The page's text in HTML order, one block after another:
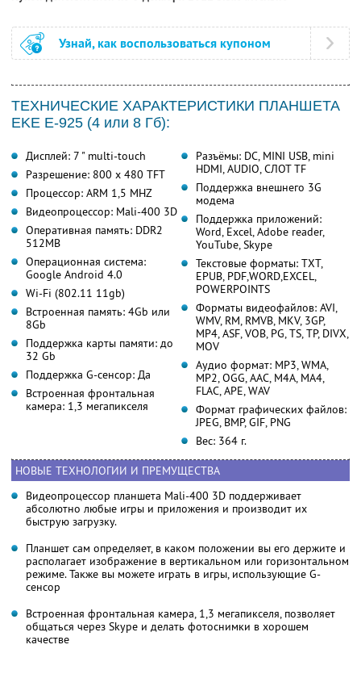
Узнай, как воспользоваться купоном
ТЕХНИЧЕСКИЕ ХАРАКТЕРИСТИКИ ПЛАНШЕТА
EKE E-925 (4 или 8 Гб):
Дисплей: 7 " multi-touch
Разрешение: 800 x 480 TFT
Процессор: ARM 1,5 MHZ
Видеопроцессор: Mali-400 3D
Оперативная память: DDR2
512MB
Операционная система:
Google Android 4.0
Wi-Fi (802.11 11gb)
Встроенная память: 4Gb или
8Gb
Поддержка карты памяти: до
32 Gb
Поддержка G-сенсор: Да
Встроенная фронтальная
камера: 1,3 мегапикселя
Разъёмы: DC, MINI USB, mini
HDMI, AUDIO, СЛОТ TF
Поддержка внешнего 3G
модема
Поддержка приложений:
Word, Excel, Adobe reader,
YouTube, Skype
Текстовые форматы: TXT,
EPUB, PDF,WORD,EXCEL,
POWERPOINTS
Форматы видеофайлов: AVI,
WMV, RM, RMVB, MKV, 3GP,
MP4, ASF, VOB, PG, TS, TP, DIVX,
MOV
Аудио формат: MP3, WMA,
MP2, OGG, AAC, M4A, MA4,
FLAC, APE, WAV
Формат графических файлов:
JPEG, BMP, GIF, PNG
Вес: 364 г.
НОВЫЕ ТЕХНОЛОГИИ И ПРЕМУЩЕСТВА
Видеопроцессор планшета Mali-400 3D поддерживает
абсолютно любые игры и приложения и производит их
быструю загрузку.
Планшет сам определяет, в каком положении вы его держите и
располагает изображение в вертикальном или горизонтальном
режиме. Также вы можете играть в игры, использующие G-
сенсор
Встроенная фронтальная камера, 1,3 мегапикселя, позволяет
общаться через Skype и делать фотоснимки в хорошем
качестве